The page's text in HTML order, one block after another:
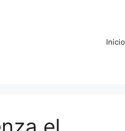
Inicio